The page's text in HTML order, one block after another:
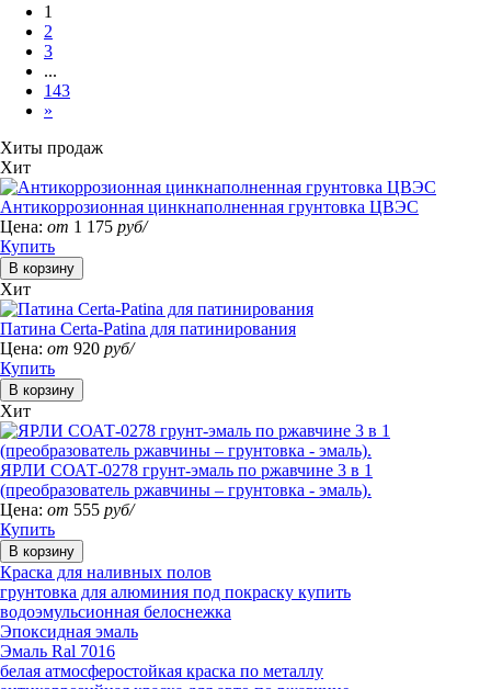
1
2
3
...
143
»
Хиты продаж
Хит
Антикоррозионная цинкнаполненная грунтовка ЦВЭС
Цена: от 1 175 руб/
Купить
Хит
Патина Certa-Patina для патинирования
Цена: от 920 руб/
Купить
Хит
ЯРЛИ СОАТ-0278 грунт-эмаль по ржавчине 3 в 1
(преобразователь ржавчины – грунтовка - эмаль).
Цена: от 555 руб/
Купить
Краска для наливных полов
грунтовка для алюминия под покраску купить
водоэмульсионная белоснежка
Эпоксидная эмаль
Эмаль Ral 7016
белая атмосферостойкая краска по металлу